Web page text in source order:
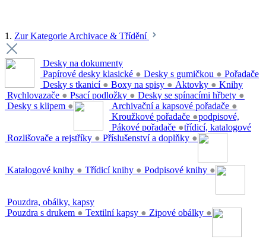
1. Zur Kategorie Archivace & Třídění
Desky na dokumenty
Papírové desky klasické ● Desky s gumičkou ●
Desky s tkanicí ● Boxy na spisy ● Aktovky ●
Rychlovazače ● Psací podložky ● Desky se spínacími hřbety ●
Desky s klipem ●
Pořadače
Archivační a kapsové pořadače ●
Kroužkové pořadače ●
Pákové pořadače ●
Rozlišovače a rejstříky ● Příslušenství a doplňky ●
Knihy
podpisové,
třídicí, katalogové
Katalogové knihy ● Třídicí knihy ● Podpisové knihy ●
Pouzdra, obálky, kapsy
Pouzdra s drukem ● Textilní kapsy ● Zipové obálky ●